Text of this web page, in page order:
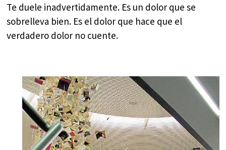
Te duele inadvertidamente. Es un dolor que se
sobrelleva bien. Es el dolor que hace que el
verdadero dolor no cuente.